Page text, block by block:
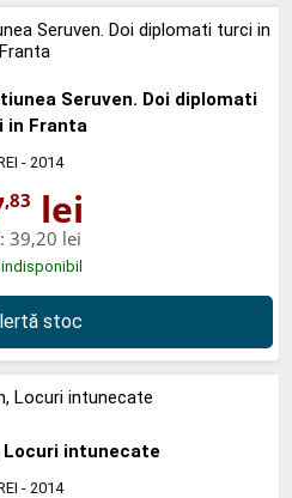
Seruven. Doi diplomati
in Franta
- 2014
,83 lei
39,20 lei
stoc
Locuri intunecate
- 2014